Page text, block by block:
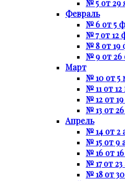
№ 5 от 29
Февраль
№ 6 от 5
№ 7 от 12
№ 8 от 19
№ 9 от 26
Март
№ 10 от 5
№ 11 от
№ 12 от
№ 13 от
Апрель
№ 14 от 2
№ 15 от 9
№ 16 от
№ 17 от
№ 18 от